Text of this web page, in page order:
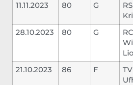
11.11.2023 80 G
RS
28.10.2023
80 G
RC
21.10.2023 86 F
TV